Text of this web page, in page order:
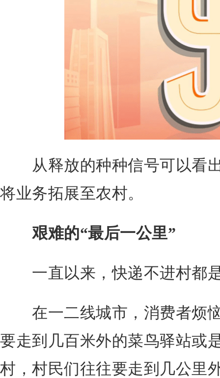
从释放的种种信号可以看
将业务拓展至农村。
艰难的“最后一公里”
一直以来，快递不进村都
在一二线城市，消费者烦
要走到几百米外的菜鸟驿站或
村，村民们往往要走到几公里